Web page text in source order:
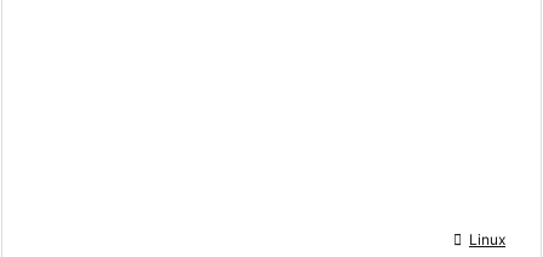
 Linux